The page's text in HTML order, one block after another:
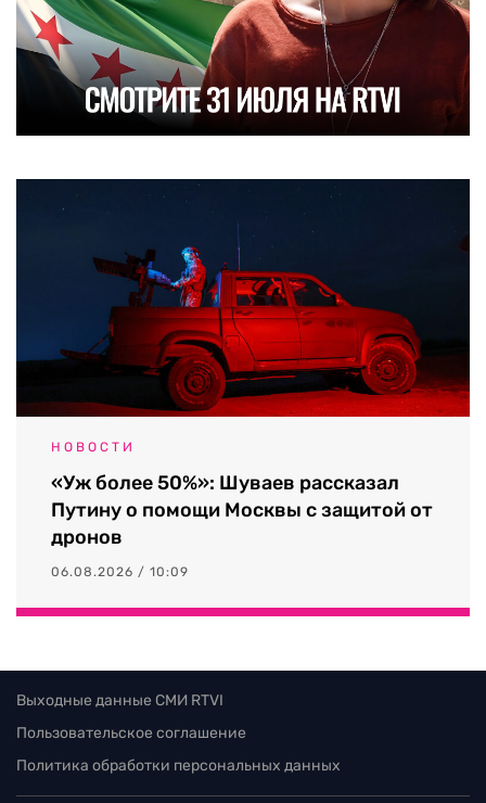
НОВОСТИ
«Уж более 50%»: Шуваев рассказал
Путину о помощи Москвы с защитой от
дронов
06.08.2026 / 10:09
Выходные данные СМИ RTVI
Пользовательское соглашение
Политика обработки персональных данных